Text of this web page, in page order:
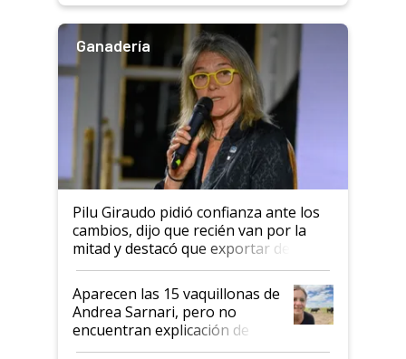
Ganadería
Pilu Giraudo pidió confianza ante los
cambios, dijo que recién van por la
mitad y destacó que exportar dejó de
ser "para unos pocos": "Tenemos un
mandato muy claro del gobierno
nacional"
Aparecen las 15 vaquillonas de
Andrea Sarnari, pero no
encuentran explicación de
cómo llegaron allí